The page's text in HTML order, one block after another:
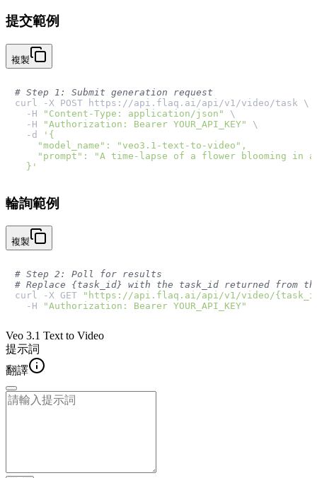
提交範例
複製
# Step 1: Submit generation request
curl -X POST https://api.flaq.ai/api/v1/video/task \
  -H
"Content-Type: application/json"
\
  -H
"Authorization: Bearer YOUR_API_KEY"
\
  -d
'{
    "model_name": "veo3.1-text-to-video",
"prompt": "A time-lapse of a flower blooming in
  }'
輪詢範例
複製
# Step 2: Poll for results
# Replace {task_id} with the task_id returned from
curl -X GET
"https://api.flaq.ai/api/v1/video/
  -H
"Authorization: Bearer YOUR_API_KEY"
Veo 3.1 Text to Video
提示詞
翻譯